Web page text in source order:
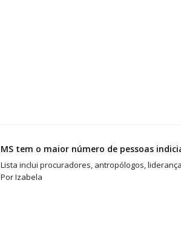
MS tem o maior número de pessoas
Lista inclui procuradores, antropólogos,
Por Izabela